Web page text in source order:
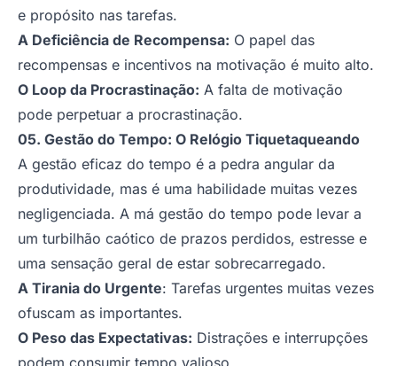
e propósito nas tarefas.
A Deficiência de Recompensa: O papel das
recompensas e incentivos na motivação é muito alto.
O Loop da Procrastinação: A falta de motivação
pode perpetuar a procrastinação.
05. Gestão do Tempo: O Relógio Tiquetaqueando
A gestão eficaz do tempo é a pedra angular da
produtividade, mas é uma habilidade muitas vezes
negligenciada. A má gestão do tempo pode levar a
um turbilhão caótico de prazos perdidos, estresse e
uma sensação geral de estar sobrecarregado.
A Tirania do Urgente: Tarefas urgentes muitas vezes
ofuscam as importantes.
O Peso das Expectativas: Distrações e interrupções
podem consumir tempo valioso.